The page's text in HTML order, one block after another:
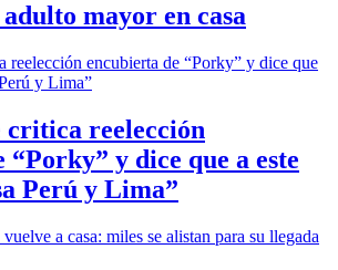
mayor en casa
critica reelección
“Porky” y dice que a este
Perú y Lima”